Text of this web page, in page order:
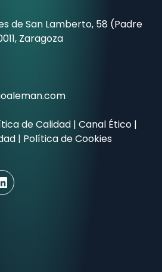
de San Lamberto, 58 (Padre
Zaragoza
de Calidad | Canal Ético |
| Política de Cookies